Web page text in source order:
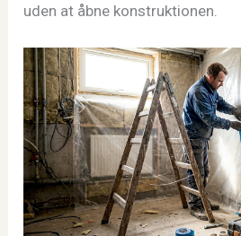
uden at åbne konstruktionen.